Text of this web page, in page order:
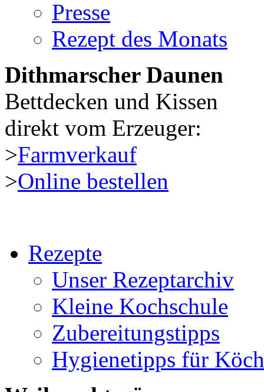
Presse
Rezept des Monats
Dithmarscher Daunen
Bettdecken und Kissen
direkt vom Erzeuger:
>Farmverkauf
>Online bestellen
Rezepte
Unser Rezeptarchiv
Kleine Kochschule
Zubereitungstipps
Hygienetipps für